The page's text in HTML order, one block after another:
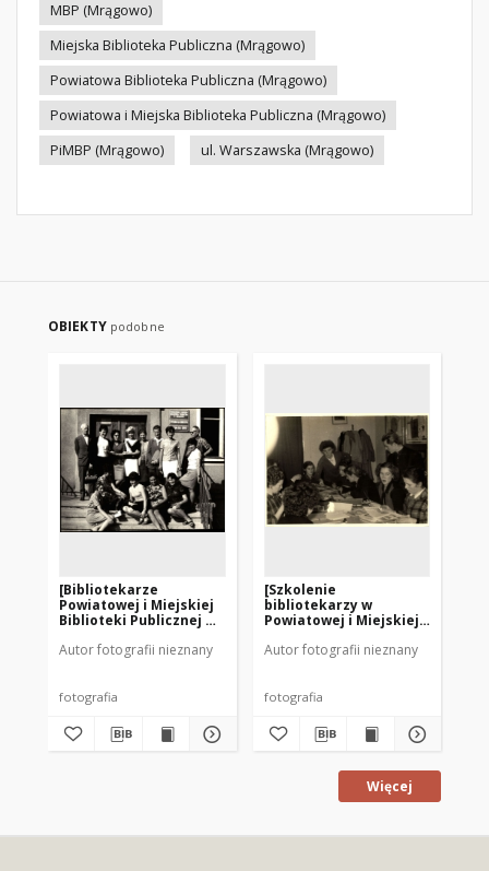
MBP (Mrągowo)
Miejska Biblioteka Publiczna (Mrągowo)
Powiatowa Biblioteka Publiczna (Mrągowo)
Powiatowa i Miejska Biblioteka Publiczna (Mrągowo)
PiMBP (Mrągowo)
ul. Warszawska (Mrągowo)
OBIEKTY podobne
[Bibliotekarze
Powiatowej i Miejskiej
Biblioteki Publicznej w
Autor fotografii nieznany
fotografia
[Szkolenie
bibliotekarzy w
Powiatowej i Miejskiej
Mrągowie 1957]
Autor fotografii nieznany
fotografia
Więcej